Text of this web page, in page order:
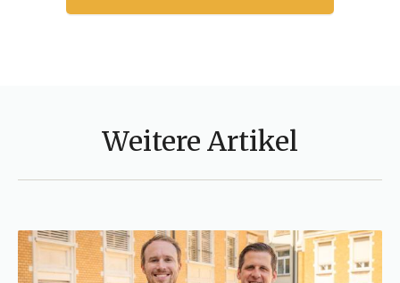
Weitere Artikel